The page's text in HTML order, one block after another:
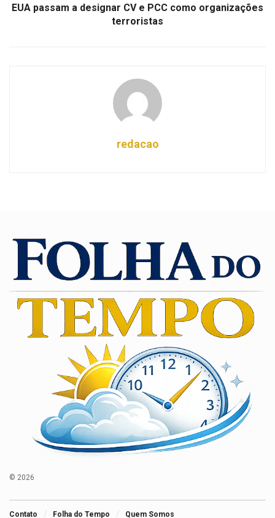
EUA passam a designar CV e PCC como organizações
terroristas
redacao
© 2026
Contato Folha do Tempo Quem Somos